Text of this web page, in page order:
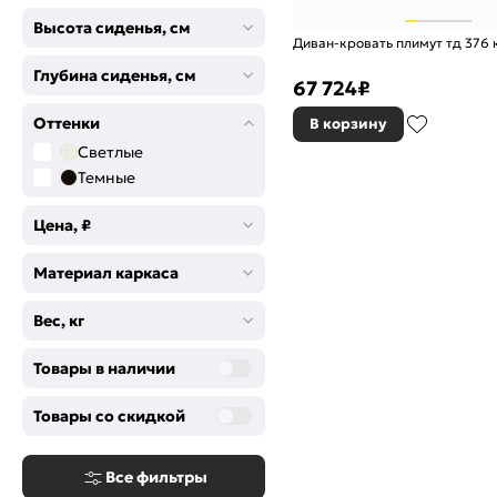
Высота сиденья, см
Глубина сиденья, см
Оттенки
Светлые
Темные
Цена, ₽
Материал каркаса
Вес, кг
Товары в наличии
Товары со скидкой
Все фильтры
Диван-кровать плимут тд 376
67 724₽
В корзину